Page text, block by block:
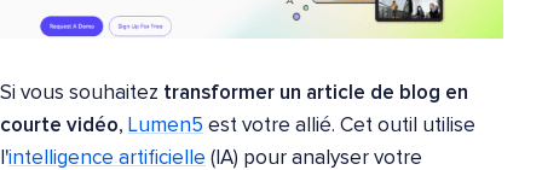
Si vous souhaitez transformer un article de blog en
courte vidéo, Lumen5 est votre allié. Cet outil utilise
l'intelligence artificielle (IA) pour analyser votre